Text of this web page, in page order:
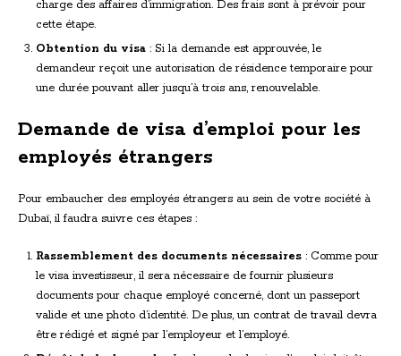
charge des affaires d’immigration. Des frais sont à prévoir pour
cette étape.
Obtention du visa : Si la demande est approuvée, le
demandeur reçoit une autorisation de résidence temporaire pour
une durée pouvant aller jusqu’à trois ans, renouvelable.
Demande de visa d’emploi pour les
employés étrangers
Pour embaucher des employés étrangers au sein de votre société à
Dubaï, il faudra suivre ces étapes :
Rassemblement des documents nécessaires : Comme pour
le visa investisseur, il sera nécessaire de fournir plusieurs
documents pour chaque employé concerné, dont un passeport
valide et une photo d’identité. De plus, un contrat de travail devra
être rédigé et signé par l’employeur et l’employé.